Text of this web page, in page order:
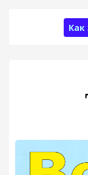
Как